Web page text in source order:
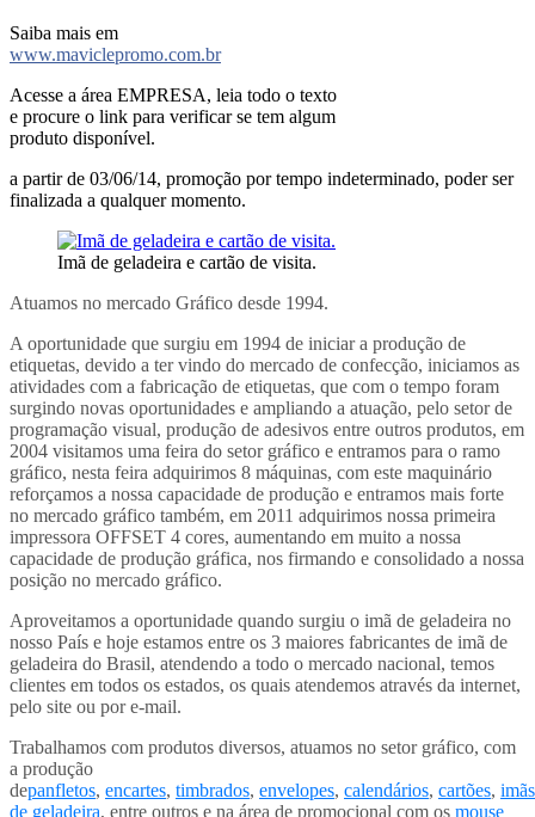
Saiba mais em
www.maviclepromo.com.br
Acesse a área EMPRESA, leia todo o texto
e procure o link para verificar se tem algum
produto disponível.
a partir de 03/06/14, promoção por tempo indeterminado, poder ser
finalizada a qualquer momento.
Imã de geladeira e cartão de visita.
Atuamos no mercado Gráfico desde 1994.
A oportunidade que surgiu em 1994 de iniciar a produção de
etiquetas, devido a ter vindo do mercado de confecção, iniciamos as
atividades com a fabricação de etiquetas, que com o tempo foram
surgindo novas oportunidades e ampliando a atuação, pelo setor de
programação visual, produção de adesivos entre outros produtos, em
2004 visitamos uma feira do setor gráfico e entramos para o ramo
gráfico, nesta feira adquirimos 8 máquinas, com este maquinário
reforçamos a nossa capacidade de produção e entramos mais forte
no mercado gráfico também, em 2011 adquirimos nossa primeira
impressora OFFSET 4 cores, aumentando em muito a nossa
capacidade de produção gráfica, nos firmando e consolidado a nossa
posição no mercado gráfico.
Aproveitamos a oportunidade quando surgiu o imã de geladeira no
nosso País e hoje estamos entre os 3 maiores fabricantes de imã de
geladeira do Brasil, atendendo a todo o mercado nacional, temos
clientes em todos os estados, os quais atendemos através da internet,
pelo site ou por e-mail.
Trabalhamos com produtos diversos, atuamos no setor gráfico, com
a produção
depanfletos, encartes, timbrados, envelopes, calendários, cartões, imãs
de geladeira, entre outros e na área de promocional com os mouse